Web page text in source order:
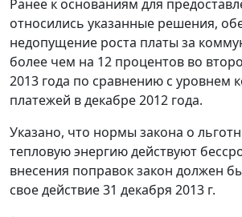
Ранее к основаниям для
относились указанные решения,
недопущение роста платы за
более чем на 12 процентов во
2013 года по сравнению с уровнем
платежей в декабре 2012 года.
Указано, что нормы закона о
тепловую энергию действуют
внесения поправок закон должен
свое действие 31 декабря 2013 г.